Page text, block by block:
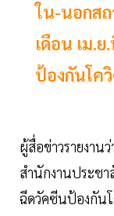
ใน-นอกส
เดือน เม.
ป้องกันโค
ผู้สื่อข่าวรายงาน
สำนักงานประช
ฉีดวัคซีนป้องกัน